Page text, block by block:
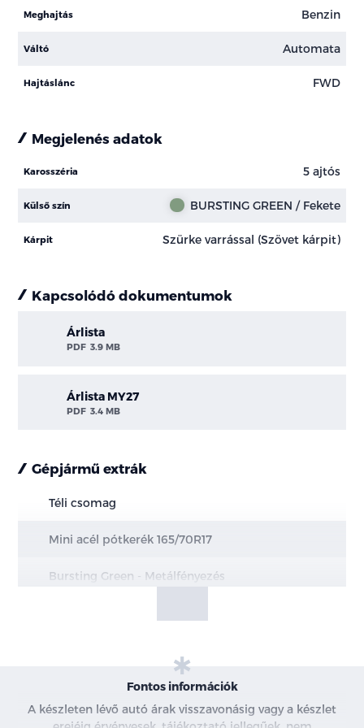
Meghajtás Benzin
Váltó Automata
Hajtáslánc FWD
Megjelenés adatok
Karosszéria 5 ajtós
Külső szín BURSTING GREEN / Fekete
Kárpit Szürke varrással (Szövet kárpit)
Kapcsolódó dokumentumok
Árlista
PDF 3.9 MB
Árlista MY27
PDF 3.4 MB
Gépjármű extrák
Téli csomag
Mini acél pótkerék 165/70R17
Bursting Green - Metálfényezés
Fontos információk
A készleten lévő autó árak visszavonásig vagy a készlet